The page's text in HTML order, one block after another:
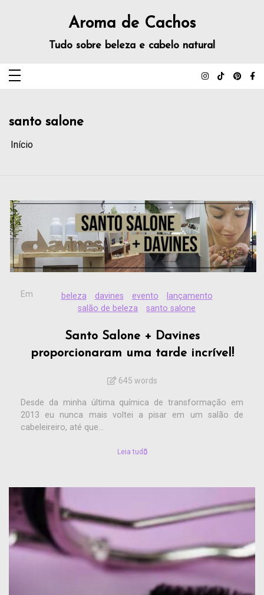
Aroma de Cachos
Tudo sobre beleza e cabelo natural
santo salone
Início
Em beleza davines evento
lançamento
salão de beleza
santo salone
Santo Salone + Davines
proporcionaram uma tarde incrível!
645 words
Desde da minha última química de transformação em
2013 eu nunca mais voltei a pisar em um salão de
cabeleireiro, até que...
Leia tudo